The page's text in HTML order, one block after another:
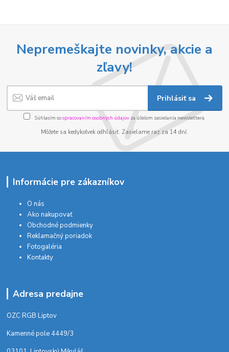
Nepremeškajte novinky, akcie a
zľavy!
Prihlásiť sa
Súhlasím sospracovaním osobných údajov za účelom zasielania newslettera.
Môžete sa kedykoľvek odhlásiť. Zasielame raz za 14 dní.
Informácie pre zákazníkov
O nás
Ako nakupovať
Obchodné podmienky
Reklamačný poriadok
Fotogaléria
Kontakty
Adresa predajne
OZC RGB Liptov
Kamenné pole 4449/3